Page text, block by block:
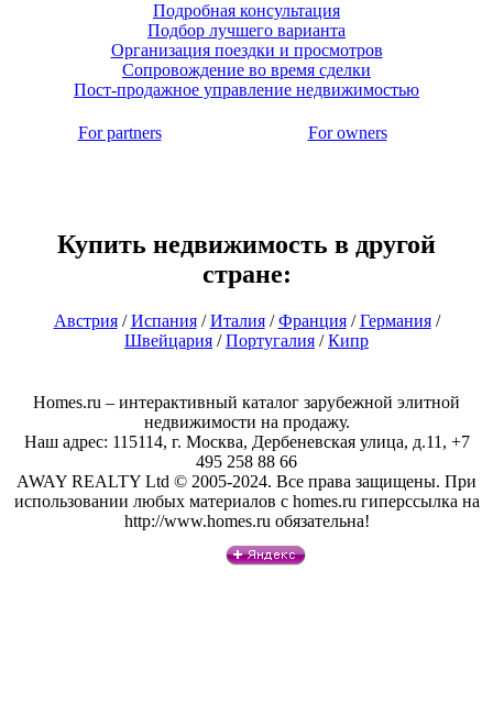
Подробная консультация
Подбор лучшего варианта
Организация поездки и просмотров
Сопровождение во время сделки
Пост-продажное управление недвижимостью
For partners For owners
Купить недвижимость в другой
стране:
Австрия/Испания/Италия/Франция/Германия/
Швейцария /Португалия /Кипр
Homes.ru – интерактивный каталог зарубежной элитной
недвижимости на продажу.
Наш адрес: 115114, г. Москва, Дербеневская улица, д.11, +7
495 258 88 66
AWAY REALTY Ltd © 2005-2024. Все права защищены. При
использовании любых материалов с homes.ru гиперссылка на
http://www.homes.ru обязательна!